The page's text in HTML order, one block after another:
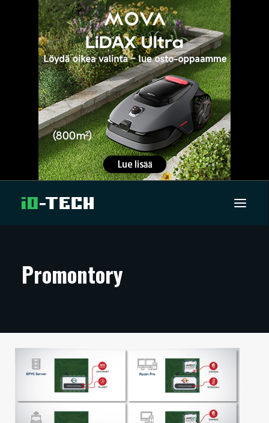
ARTIKKELIT
TECHBBS
TIETOA
KAUPPA
Promontory